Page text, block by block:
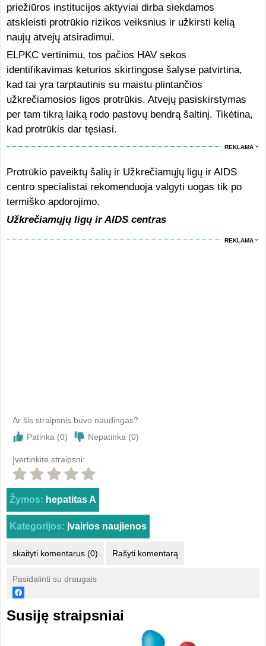
priežiūros institucijos aktyviai dirba siekdamos
atskleisti protrūkio rizikos veiksnius ir užkirsti kelią
naujų atvejų atsiradimui.
ELPKC vertinimu, tos pačios HAV sekos
identifikavimas keturios skirtingose šalyse patvirtina,
kad tai yra tarptautinis su maistu plintančios
užkrečiamosios ligos protrūkis. Atvejų pasiskirstymas
per tam tikrą laiką rodo pastovų bendrą šaltinį. Tikėtina,
kad protrūkis dar tęsiasi.
REKLAMA
Protrūkio paveiktų šalių ir Užkrečiamųjų ligų ir AIDS
centro specialistai rekomenduoja valgyti uogas tik po
termiško apdorojimo.
Užkrečiamųjų ligų ir AIDS centras
REKLAMA
Ar šis straipsnis buvo naudingas?
Patinka (0) Nepatinka (0)
Įvertinkite straipsni:
Žymos: hepatitas A
Kategorijos: Įvairios naujienos
skaityti komentarus (0) Rašyti komentarą
Pasidalinti su draugais
Susiję straipsniai